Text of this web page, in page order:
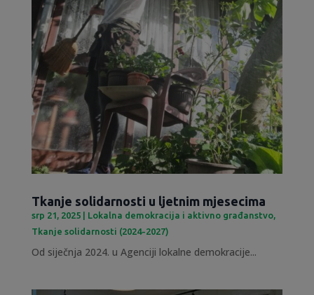
Tkanje solidarnosti u ljetnim mjesecima
srp 21, 2025| Lokalna demokracija i aktivno građanstvo,
Tkanje solidarnosti (2024-2027)
Od siječnja 2024. u Agenciji lokalne demokracije...